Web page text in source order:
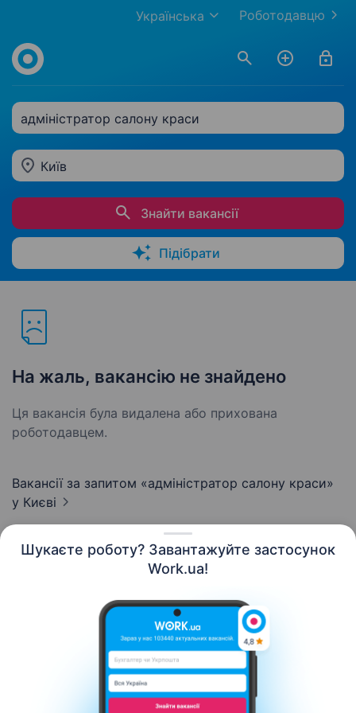
Шукаєте роботу? Завантажуйте застосунок
Work.ua!
Роботодавцю
Українська
адміністратор салону краси
Київ
Знайти вакансії
Підібрати
На жаль, вакансію не знайдено
Ця вакансія була видалена або прихована
роботодавцем.
Вакансії за запитом «адміністратор салону краси»
у Києві